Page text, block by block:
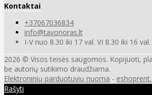
Kontaktai
+37067036834
info@tavonoras.lt
I-V nuo 8.30 iki 17 val. VI 8.30 iki 16
2026 © Visos teisės saugomos. Kopijuoti,
be autorių sutikimo draudžiama.
Elektroninių parduotuvių nuoma -
Rašyti